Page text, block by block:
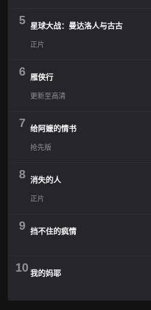
5 星球大战：曼达洛人与古古
正片
6 雁侠行
更新至高清
7 给阿嬷的情书
抢先版
8 消失的人
正片
9 挡不住的疯情
10 我的妈耶